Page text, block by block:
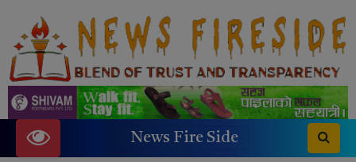
News Fire Side